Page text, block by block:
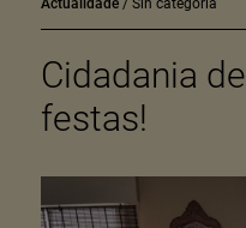
Actualidade Sin categoría
Cidadania
festas!